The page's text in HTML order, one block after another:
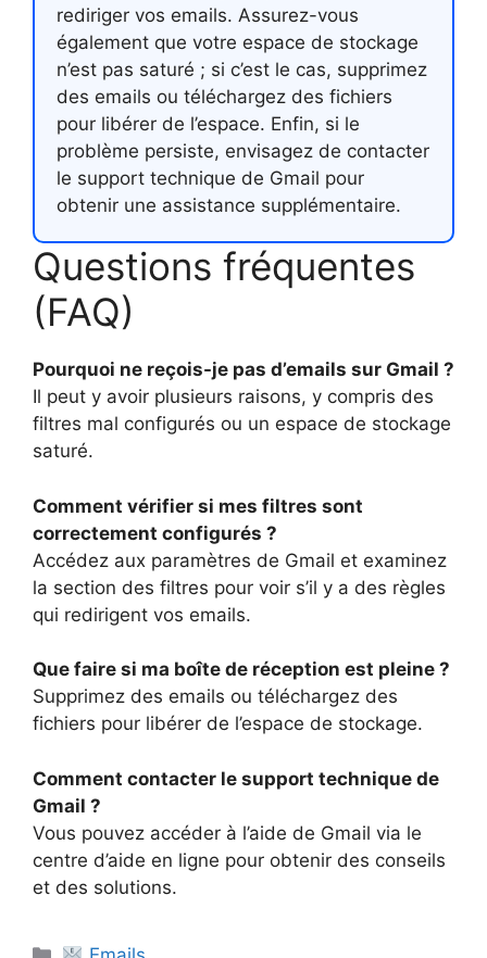
rediriger vos emails. Assurez-vous
également que votre espace de stockage
n’est pas saturé ; si c’est le cas, supprimez
des emails ou téléchargez des fichiers
pour libérer de l’espace. Enfin, si le
problème persiste, envisagez de contacter
le support technique de Gmail pour
obtenir une assistance supplémentaire.
Questions fréquentes
(FAQ)
Pourquoi ne reçois-je pas d’emails sur Gmail ?
Il peut y avoir plusieurs raisons, y compris des
filtres mal configurés ou un espace de stockage
saturé.
Comment vérifier si mes filtres sont
correctement configurés ?
Accédez aux paramètres de Gmail et examinez
la section des filtres pour voir s’il y a des règles
qui redirigent vos emails.
Que faire si ma boîte de réception est pleine ?
Supprimez des emails ou téléchargez des
fichiers pour libérer de l’espace de stockage.
Comment contacter le support technique de
Gmail ?
Vous pouvez accéder à l’aide de Gmail via le
centre d’aide en ligne pour obtenir des conseils
et des solutions.
Catégories